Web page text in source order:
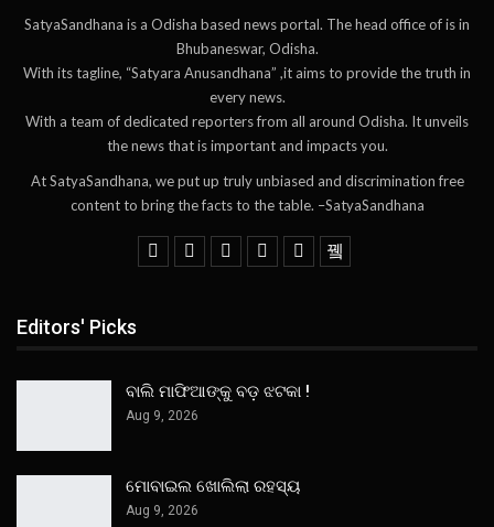
SatyaSandhana is a Odisha based news portal. The head office of is in
Bhubaneswar, Odisha.
With its tagline, “Satyara Anusandhana” ,it aims to provide the truth in
every news.
With a team of dedicated reporters from all around Odisha. It unveils
the news that is important and impacts you.
At SatyaSandhana, we put up truly unbiased and discrimination free
content to bring the facts to the table. –SatyaSandhana
Editors' Picks
ବାଲି ମାଫିଆଙ୍କୁ ବଡ଼ ଝଟକା !
Aug 9, 2026
ମୋବାଇଲ ଖୋଲିଲା ରହସ୍ୟ
Aug 9, 2026